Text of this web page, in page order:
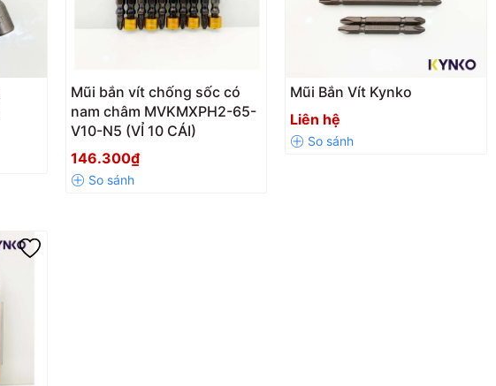
Mũi bắn vít chống sốc có
nam châm MVKMXPH2-65-
V10-N5 (VỈ 10 CÁI)
146.300₫
Mũi Bắn Vít Kynko
Liên hệ